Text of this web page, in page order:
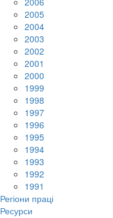
2005
2004
2003
2002
2001
2000
1999
1998
1997
1996
1995
1994
1993
1992
1991
Регіони праці
Ресурси